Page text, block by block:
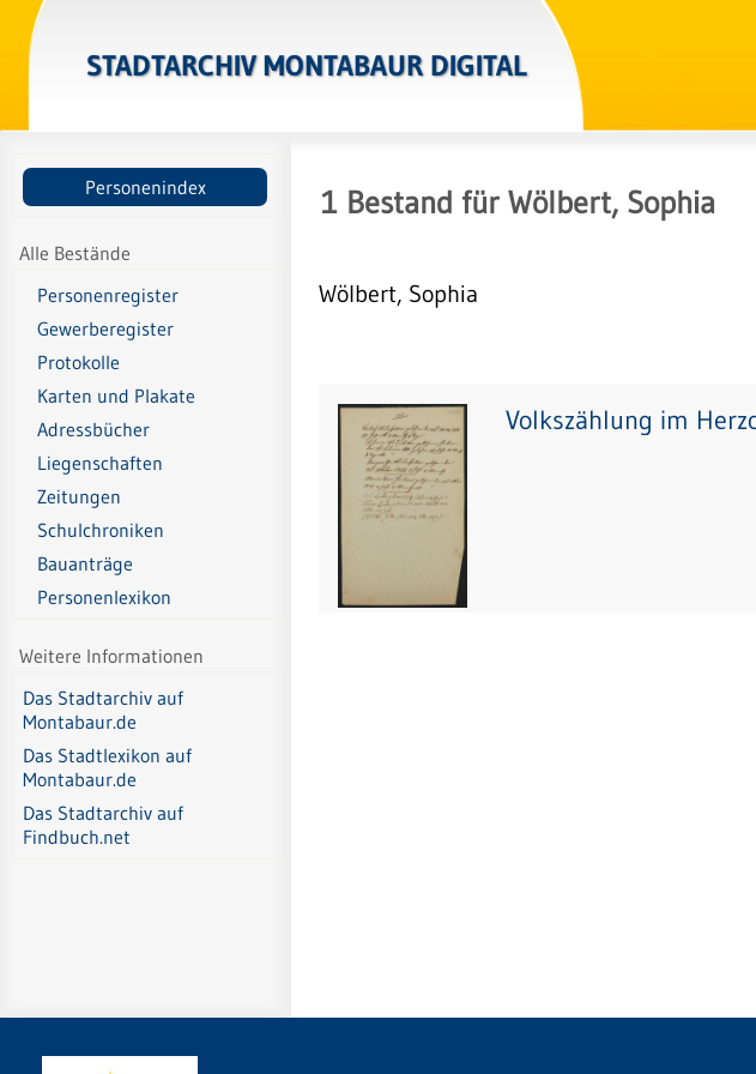
STADTARCHIV MONTABAUR DIGITAL
Personenindex
Alle Bestände
Personenregister
Gewerberegister
Protokolle
Karten und Plakate
Adressbücher
Liegenschaften
Zeitungen
Schulchroniken
Bauanträge
Personenlexikon
Weitere Informationen
Das Stadtarchiv auf
Montabaur.de
Das Stadtlexikon auf
Montabaur.de
Das Stadtarchiv auf
Findbuch.net
1 Bestand für Wölbert, Sophia
Wölbert, Sophia
Volkszählung im